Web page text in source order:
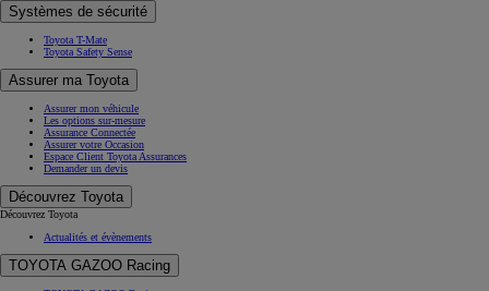
Systèmes de sécurité
Toyota T-Mate
Toyota Safety Sense
Assurer ma Toyota
Assurer mon véhicule
Les options sur-mesure
Assurance Connectée
Assurer votre Occasion
Espace Client Toyota Assurances
Demander un devis
Découvrez Toyota
Découvrez Toyota
Actualités et évènements
TOYOTA GAZOO Racing